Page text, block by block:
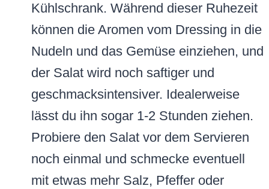
Kühlschrank. Während dieser Ruhezeit
können die Aromen vom Dressing in die
Nudeln und das Gemüse einziehen, und
der Salat wird noch saftiger und
geschmacksintensiver. Idealerweise
lässt du ihn sogar 1-2 Stunden ziehen.
Probiere den Salat vor dem Servieren
noch einmal und schmecke eventuell
mit etwas mehr Salz, Pfeffer oder